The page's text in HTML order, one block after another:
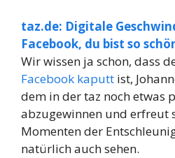
taz.de: Digitale
Facebook, du bist so
Wir wissen ja schon, dass
Facebook kaputt ist,
dem in der taz noch etwas
abzugewinnen und erfreut
Momenten der
natürlich auch sehen.